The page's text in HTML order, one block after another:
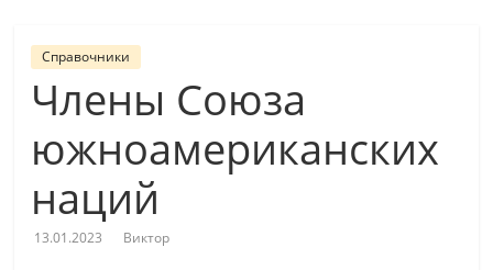
(мира)
Население
Земли
(мира)
Справочники
Члены Союза
южноамериканских
наций
13.01.2023 Виктор